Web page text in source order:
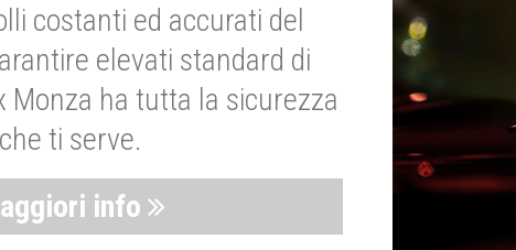
costanti ed accurati del
elevati standard di
Monza ha tutta la sicurezza
che ti serve.
info